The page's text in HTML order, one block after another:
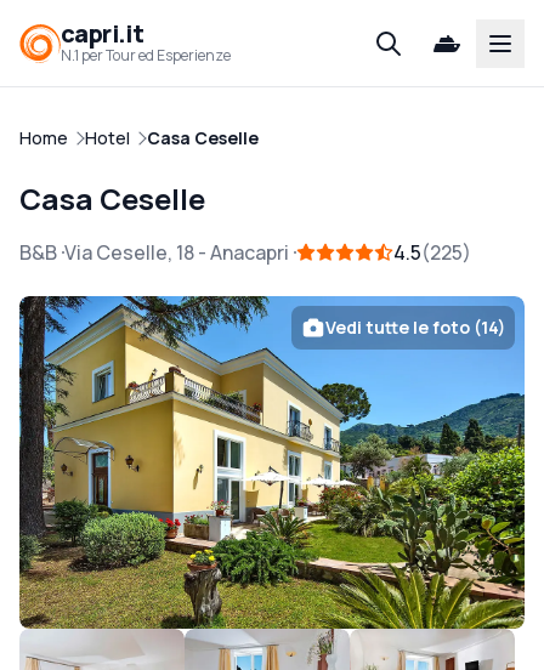
capri.it
N.1 per Tour ed Esperienze
Home Hotel Casa Ceselle
Casa Ceselle
B&B Via Ceselle, 18-Anacapri 4.5 225
Vedi tutte le foto (14)